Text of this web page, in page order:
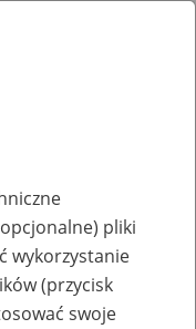
pliki
wykorzystanie
(przycisk
swoje